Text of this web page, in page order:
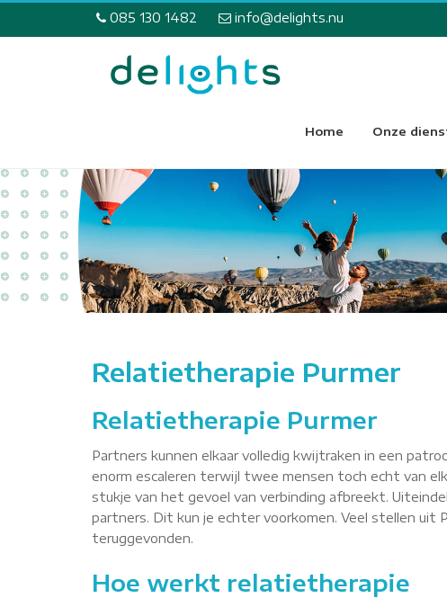
085 130 1482 info@delights.nu
Home Onze
Relatietherapie Purmer
Relatietherapie Purmer
Partners kunnen elkaar volledig kwijtraken in een
enorm escaleren terwijl twee mensen toch echt van
stukje van het gevoel van verbinding afbreekt.
partners. Dit kun je echter voorkomen. Veel stellen uit
teruggevonden.
Hoe werkt relatietherapie